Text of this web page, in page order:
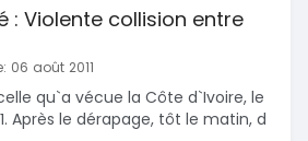
: Violente collision entre
06 août 2011
qu`a vécue la Côte d`Ivoire, le
Après le dérapage, tôt le matin, d